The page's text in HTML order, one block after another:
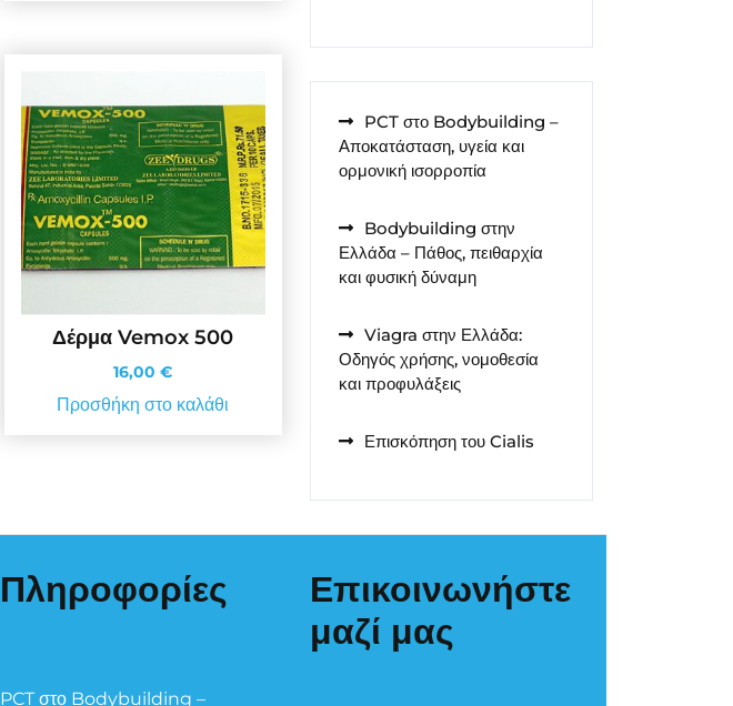
Δέρμα Vemox 500
16,00€
Προσθήκη στο καλάθι
PCT στο Bodybuilding –
Αποκατάσταση, υγεία και
ορμονική ισορροπία
Bodybuilding στην
Ελλάδα – Πάθος, πειθαρχία
και φυσική δύναμη
Viagra στην Ελλάδα:
Οδηγός χρήσης, νομοθεσία
και προφυλάξεις
Επισκόπηση του Cialis
Πληροφορίες
PCT στο Bodybuilding –
Επικοινωνήστε
μαζί μας